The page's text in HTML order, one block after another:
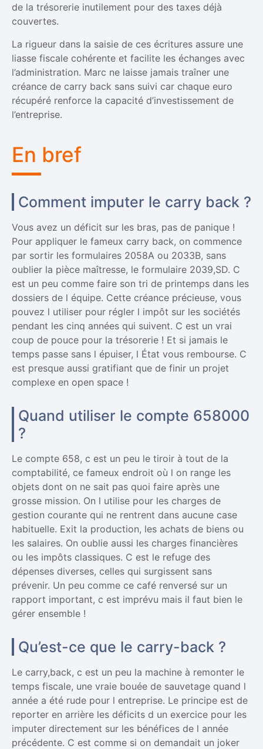
de la trésorerie inutilement pour des taxes déjà
couvertes.
La rigueur dans la saisie de ces écritures assure une
liasse fiscale cohérente et facilite les échanges avec
l’administration. Marc ne laisse jamais traîner une
créance de carry back sans suivi car chaque euro
récupéré renforce la capacité d’investissement de
l’entreprise.
En bref
Comment imputer le carry back ?
Vous avez un déficit sur les bras, pas de panique !
Pour appliquer le fameux carry back, on commence
par sortir les formulaires 2058A ou 2033B, sans
oublier la pièce maîtresse, le formulaire 2039,SD. C
est un peu comme faire son tri de printemps dans les
dossiers de l équipe. Cette créance précieuse, vous
pouvez l utiliser pour régler l impôt sur les sociétés
pendant les cinq années qui suivent. C est un vrai
coup de pouce pour la trésorerie ! Et si jamais le
temps passe sans l épuiser, l État vous rembourse. C
est presque aussi gratifiant que de finir un projet
complexe en open space !
Quand utiliser le compte 658000
?
Le compte 658, c est un peu le tiroir à tout de la
comptabilité, ce fameux endroit où l on range les
objets dont on ne sait pas quoi faire après une
grosse mission. On l utilise pour les charges de
gestion courante qui ne rentrent dans aucune case
habituelle. Exit la production, les achats de biens ou
les salaires. On oublie aussi les charges financières
ou les impôts classiques. C est le refuge des
dépenses diverses, celles qui surgissent sans
prévenir. Un peu comme ce café renversé sur un
rapport important, c est imprévu mais il faut bien le
gérer ensemble !
Qu’est-ce que le carry-back ?
Le carry,back, c est un peu la machine à remonter le
temps fiscale, une vraie bouée de sauvetage quand l
année a été rude pour l entreprise. Le principe est de
reporter en arrière les déficits d un exercice pour les
imputer directement sur les bénéfices de l année
précédente. C est comme si on demandait un joker